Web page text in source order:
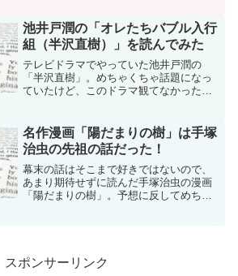
でかく、政治家との戦いでした。
池井戸潤の「オレたちバブル入行
組（半沢直樹）」を読んでみた
テレビドラマでやっていた池井戸潤の
「半沢直樹」。めちゃくちゃ話題になっ
ていたけど、このドラマ観てなかった。
原作の「オレたちバブル入行組」を今更
ながら読んでみたしだい...
名作漫画「陽だまりの樹」は手塚
治虫の先祖の話だった！
幕末の話はそこまで好きではないので、
あまり期待せずに読んだ手塚治虫の漫画
「陽だまりの樹」。予想に反してめちゃ
スポンサーリンク